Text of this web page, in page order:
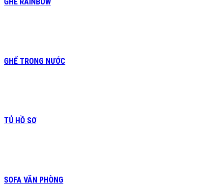
GHẾ TRONG NƯỚC
TỦ HỒ SƠ
SOFA VĂN PHÒNG